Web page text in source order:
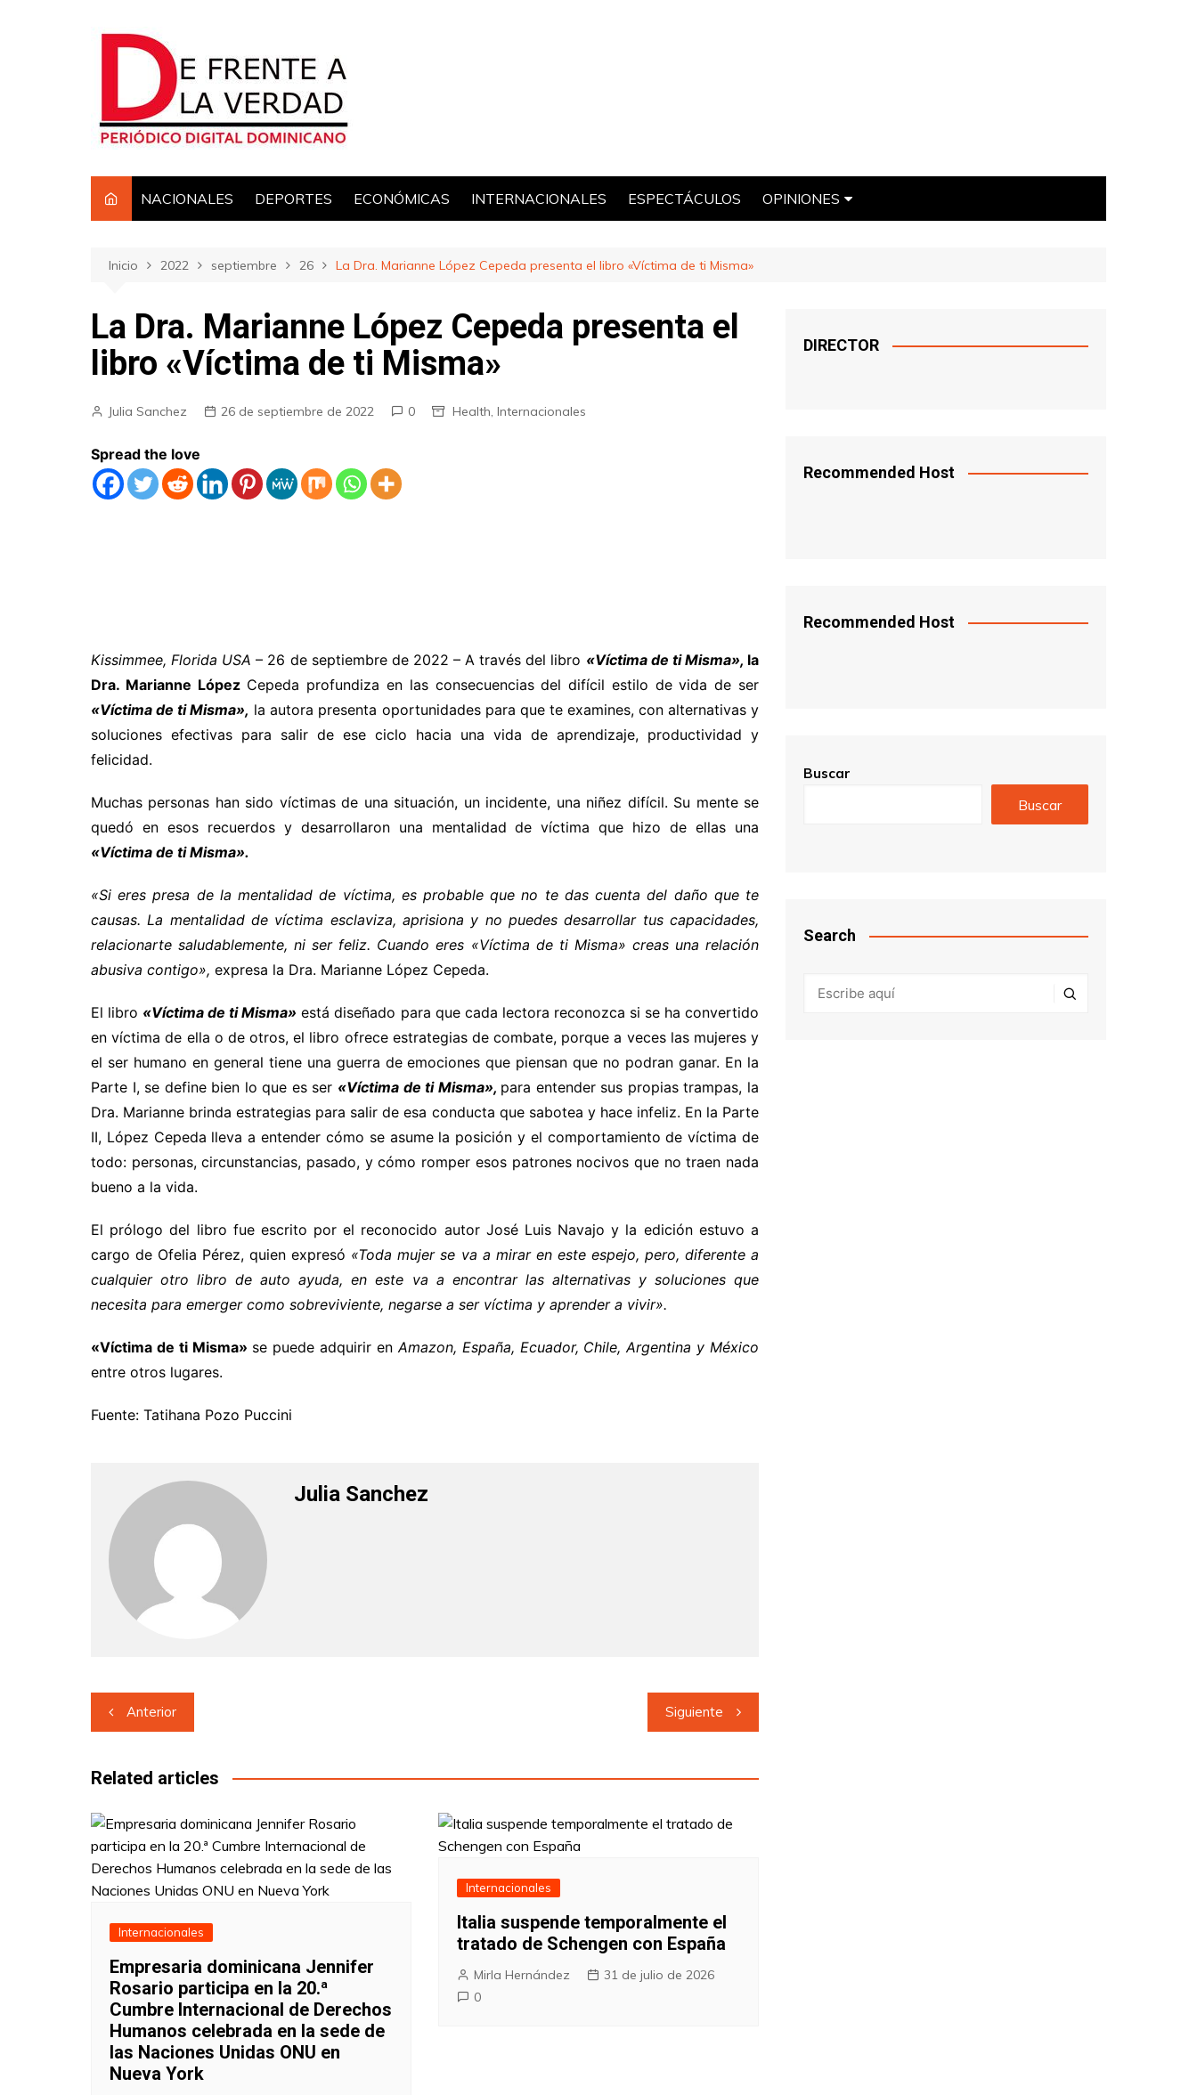
NACIONALES DEPORTES ECONÓMICAS INTERNACIONALES ESPECTÁCULOS OPINIONES
Inicio 2022 septiembre 26 La Dra. Marianne López Cepeda presenta el libro «Víctima de ti Misma»
La Dra. Marianne López Cepeda presenta el
libro «Víctima de ti Misma»
Julia Sanchez 26 de septiembre de 2022 0 Health, Internacionales
Spread the love
Kissimmee, Florida USA – 26 de septiembre de 2022 – A través del libro «Víctima de ti Misma», la
Dra. Marianne LópezCepeda profundiza en las consecuencias del difícil estilo de vida de ser
«Víctima de ti Misma», la autora presenta oportunidades para que te examines, con alternativas y
soluciones efectivas para salir de ese ciclo hacia una vida de aprendizaje, productividad y
felicidad.
Muchas personas han sido víctimas de una situación, un incidente, una niñez difícil. Su mente se
quedó en esos recuerdos y desarrollaron una mentalidad de víctima que hizo de ellas una
«Víctima de ti Misma».
«Si eres presa de la mentalidad de víctima, es probable que no te das cuenta del daño que te
causas. La mentalidad de víctima esclaviza, aprisiona y no puedes desarrollar tus capacidades,
relacionarte saludablemente, ni ser feliz. Cuando eres «Víctima de ti Misma» creas una relación
abusiva contigo», expresa la Dra. Marianne López Cepeda.
El libro «Víctima de ti Misma» está diseñado para que cada lectora reconozca si se ha convertido
en víctima de ella o de otros, el libro ofrece estrategias de combate, porque a veces las mujeres y
el ser humano en general tiene una guerra de emociones que piensan que no podran ganar. En la
Parte I, se define bien lo que es ser «Víctima de ti Misma», para entender sus propias trampas, la
Dra. Marianne brinda estrategias para salir de esa conducta que sabotea y hace infeliz. En la Parte
II, López Cepeda lleva a entender cómo se asume la posición y el comportamiento de víctima de
todo: personas, circunstancias, pasado, y cómo romper esos patrones nocivos que no traen nada
bueno a la vida.
El prólogo del libro fue escrito por el reconocido autor José Luis Navajo y la edición estuvo a
cargo de Ofelia Pérez, quien expresó «Toda mujer se va a mirar en este espejo, pero, diferente a
cualquier otro libro de auto ayuda, en este va a encontrar las alternativas y soluciones que
necesita para emerger como sobreviviente, negarse a ser víctima y aprender a vivir».
«Víctima de ti Misma» se puede adquirir enAmazon, España, Ecuador, Chile, Argentina y México
entre otros lugares.
Fuente: Tatihana Pozo Puccini
Julia Sanchez
Navegación
de
entradas
Anterior Siguiente
Related articles
Internacionales
Empresaria dominicana Jennifer
Rosario participa en la 20.ª
Cumbre Internacional de Derechos
Humanos celebrada en la sede de
las Naciones Unidas ONU en
Nueva York
Internacionales
Italia suspende temporalmente el
tratado de Schengen con España
Mirla Hernández
31 de julio de 2026
0
DIRECTOR
Recommended Host
Recommended Host
Buscar
Buscar
Search